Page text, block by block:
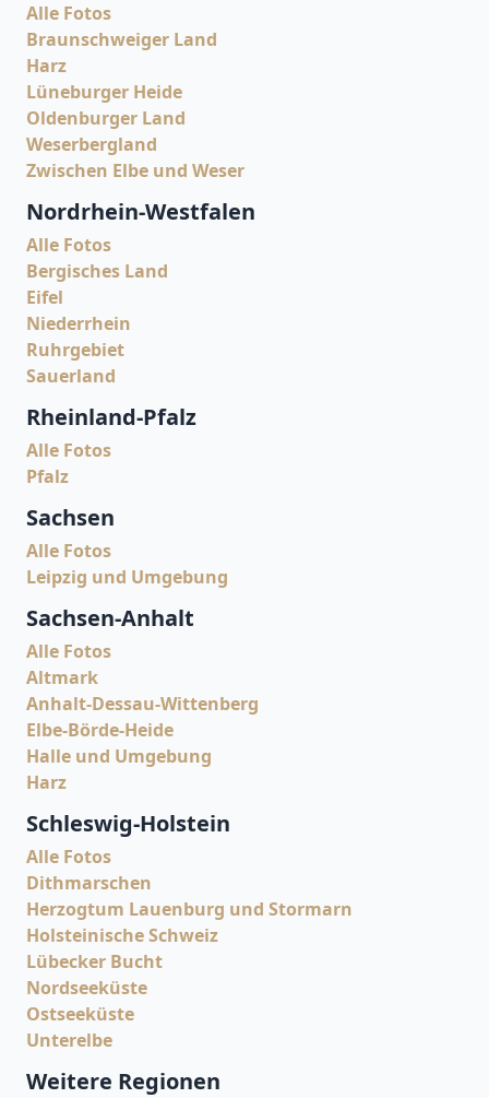
Alle Fotos
Braunschweiger Land
Harz
Lüneburger Heide
Oldenburger Land
Weserbergland
Zwischen Elbe und Weser
Nordrhein-Westfalen
Alle Fotos
Bergisches Land
Eifel
Niederrhein
Ruhrgebiet
Sauerland
Rheinland-Pfalz
Alle Fotos
Pfalz
Sachsen
Alle Fotos
Leipzig und Umgebung
Sachsen-Anhalt
Alle Fotos
Altmark
Anhalt-Dessau-Wittenberg
Elbe-Börde-Heide
Halle und Umgebung
Harz
Schleswig-Holstein
Alle Fotos
Dithmarschen
Herzogtum Lauenburg und Stormarn
Holsteinische Schweiz
Lübecker Bucht
Nordseeküste
Ostseeküste
Unterelbe
Weitere Regionen